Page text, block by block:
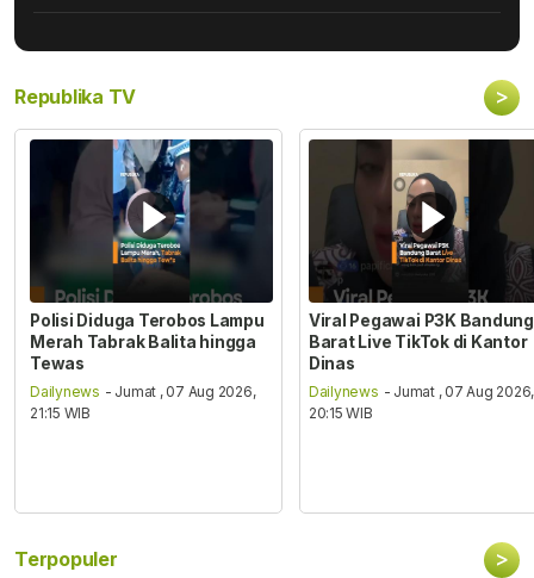
Republika TV >
Polisi Diduga Terobos Lampu
Merah Tabrak Balita hingga
Tewas
Dailynews - Jumat , 07 Aug 2026,
21:15 WIB
Viral Pegawai P3K Bandung
Barat Live TikTok di Kantor
Dinas
Dailynews - Jumat , 07 Aug 2026,
20:15 WIB
Terpopuler >